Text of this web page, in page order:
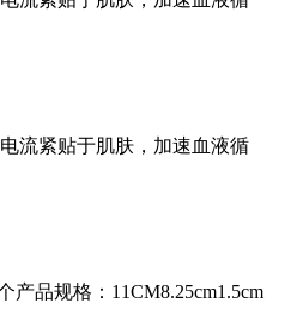
流紧贴于肌肤，加速血液循
品规格：11CM8.25cm1.5cm